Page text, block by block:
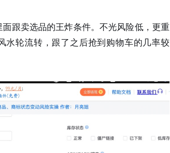
跟卖选品的王炸条件。不光风险低，更重
水轮流转，跟了之后抢到购物车的几率较